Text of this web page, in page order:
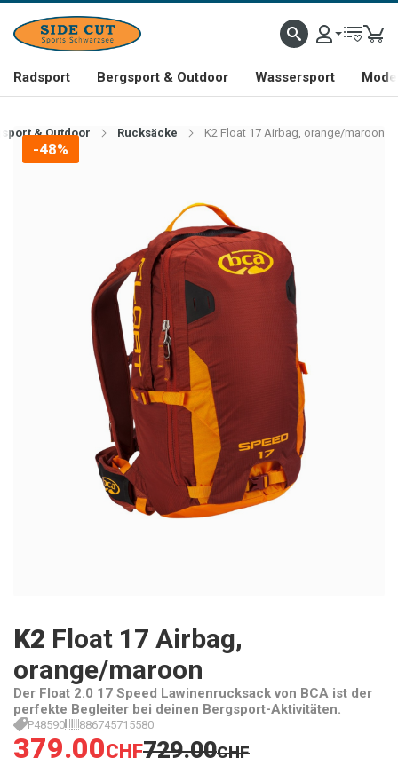
Radsport Bergsport & Outdoor Wassersport
& Outdoor Rucksäcke K2 Float 17 Airbag, orange/maroon
-48%
K2 Float 17 Airbag,
orange/maroon
Der Float 2.0 17 Speed Lawinenrucksack von BCA ist der
perfekte Begleiter bei deinen Bergsport-Aktivitäten.
P48590 886745715580
379.00CHF729.00CHF